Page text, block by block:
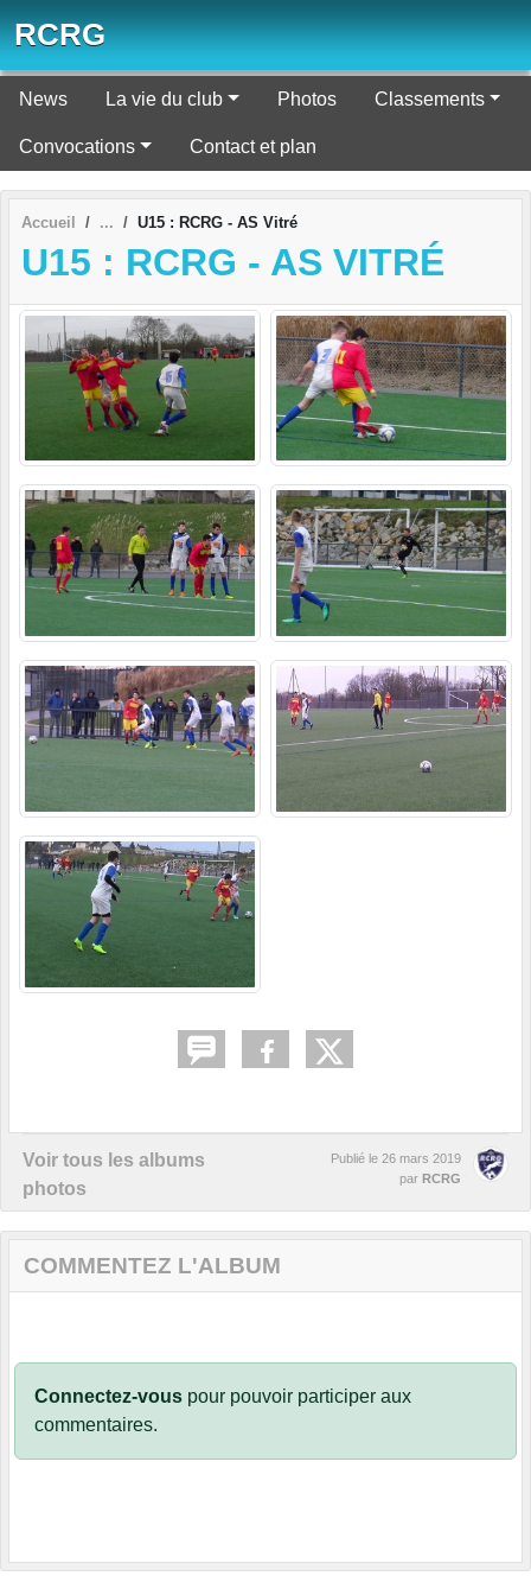
RCRG
News La vie du club Photos Classements
Convocations Contact et plan
Accueil U15 : RCRG - AS Vitré
U15 : RCRG - AS VITRÉ
Voir tous les albums
photos
Publié le 26 mars 2019
par RCRG
COMMENTEZ L'ALBUM
Connectez-vous pour pouvoir participer aux
commentaires.